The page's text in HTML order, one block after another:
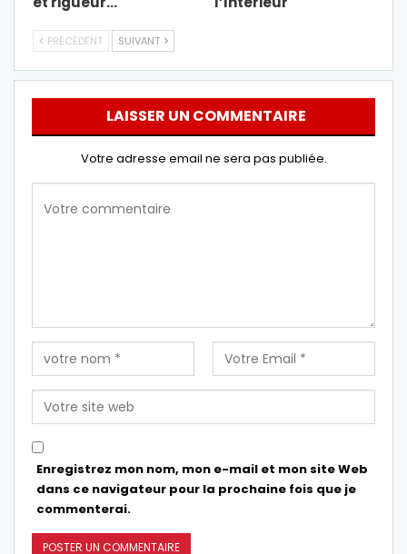
PRÉCÉDENT SUIVANT
LAISSER UN COMMENTAIRE
Votre adresse email ne sera pas publiée.
Enregistrez mon nom, mon e-mail et mon site Web
dans ce navigateur pour la prochaine fois que je
commenterai.